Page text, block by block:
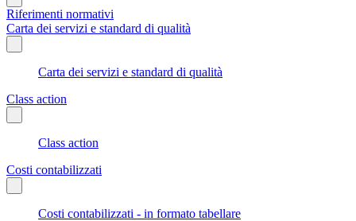
Riferimenti normativi
Carta dei servizi e standard di qualità
Carta dei servizi e standard di qualità
Class action
Class action
Costi contabilizzati
Costi contabilizzati - in formato tabellare